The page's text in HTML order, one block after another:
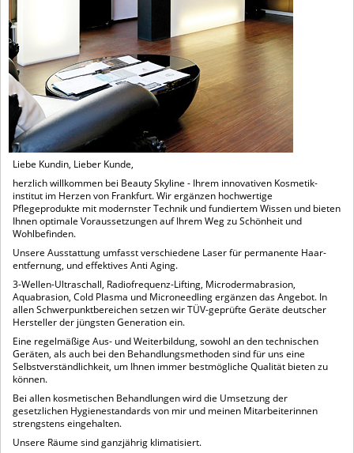
Liebe Kundin, Lieber Kunde,
herzlich willkommen bei Beauty Skyline - Ihrem innovativen Kosmetik­
institut im Herzen von Frankfurt. Wir ergänzen hochwertige
Pflegeprodukte mit modernster Technik und fundiertem Wissen und bieten
Ihnen optimale Voraussetzungen auf Ihrem Weg zu Schönheit und
Wohlbefinden.
Unsere Ausstattung umfasst verschiedene Laser für permanente Haar­
entfernung, und effektives Anti Aging.
3-Wellen-Ultraschall, Radiofrequenz-Lifting, Microderm­abrasion,
Aquabrasion, Cold Plasma und Microneedling ergänzen das Angebot. In
allen Schwerpunktbereichen setzen wir TÜV-geprüfte Geräte deutscher
Hersteller der jüngsten Generation ein.
Eine regelmäßige Aus- und Weiterbildung, sowohl an den technischen
Geräten, als auch bei den Behandlungsmethoden sind für uns eine
Selbstverständlichkeit, um Ihnen immer bestmögliche Qualität bieten zu
können.
Bei allen kosmetischen Behandlungen wird die Umsetzung der
gesetzlichen Hygiene­standards von mir und meinen Mitarbeiterinnen
strengstens eingehalten.
Unsere Räume sind ganzjährig klimatisiert.